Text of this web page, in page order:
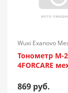
Wuxi Exanovo
Instrument/Китай
Тонометр М-
4FORCARE
869 руб.